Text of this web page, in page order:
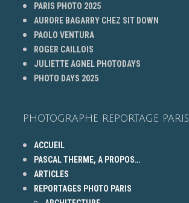
PARIS PHOTO 2025
AURORE BAGARRY CHEZ SIT DOWN
PAOLO VENTURA
ROGER CAILLOIS
JULIETTE AGNEL PHOTODAYS
PHOTO DAYS 2025
PHOTOGRAPHE REPORTAGE PARIS
ACCUEIL
PASCAL THERME, A PROPOS…
ARTICLES
REPORTAGES PHOTO PARIS